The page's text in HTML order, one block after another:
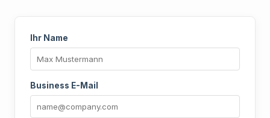
Ihr Name
Business E-Mail